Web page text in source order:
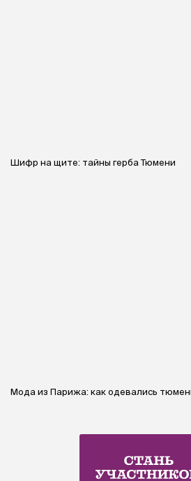
Шифр на щите: тайны герба Тюмени
Мода из Парижа: как одевались